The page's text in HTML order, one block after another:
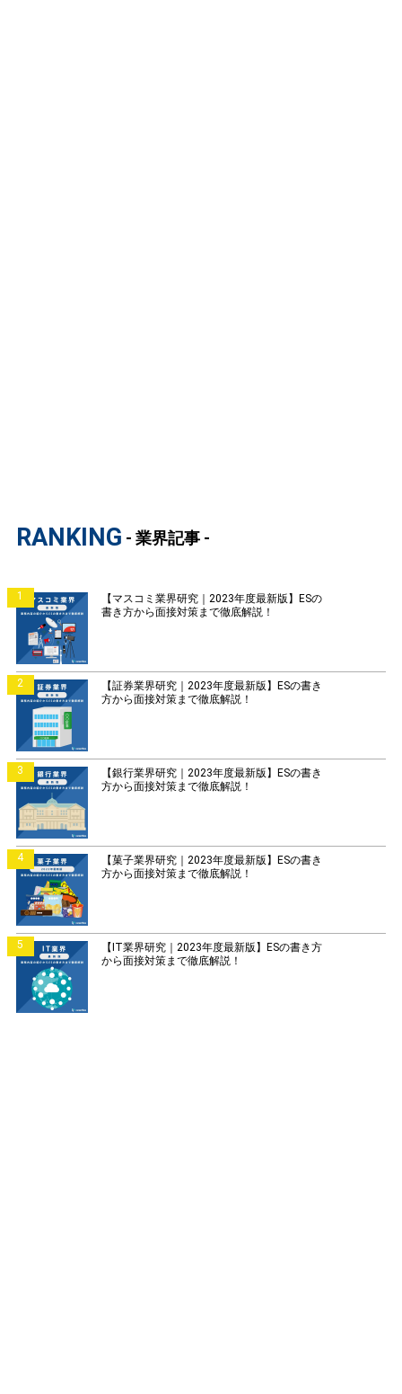
RANKING - 業界記事 -
1
【マスコミ業界研究｜2023年度最新版】ESの
書き方から面接対策まで徹底解説！
2
【証券業界研究｜2023年度最新版】ESの書き
方から面接対策まで徹底解説！
3
【銀行業界研究｜2023年度最新版】ESの書き
方から面接対策まで徹底解説！
4
【菓子業界研究｜2023年度最新版】ESの書き
方から面接対策まで徹底解説！
5
【IT業界研究｜2023年度最新版】ESの書き方
から面接対策まで徹底解説！